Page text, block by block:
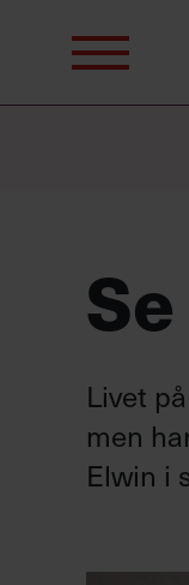
efter:
Livet
men
Elwin i